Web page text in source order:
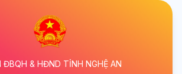
ĐBQH & HĐND TỈNH NGHỆ AN